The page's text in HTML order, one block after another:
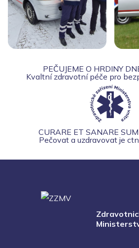
PEČUJEME O HRDINY
Kvaltní zdravotní péče pro
CURARE ET SANARE
Pečovat a uzdravovat je